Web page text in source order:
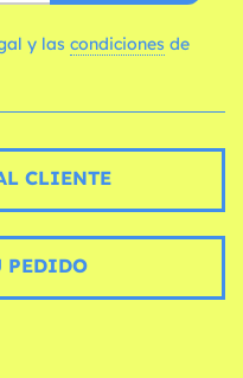
y las condiciones
CLIENTE
PEDIDO